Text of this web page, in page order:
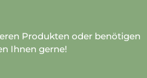
Produkten oder benötigen
Ihnen gerne!